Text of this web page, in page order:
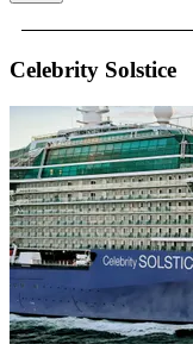
Celebrity Solstice